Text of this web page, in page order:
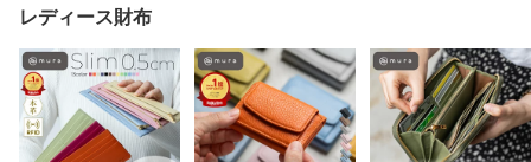
ス 通勤 お出かけ きれい
め PUレザー ギフト プレ
ゼント MURA
プレゼント MURA
レゼント 母の日 MURA
レディース財布